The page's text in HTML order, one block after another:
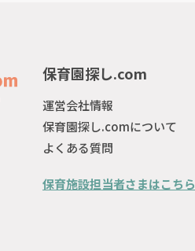
保育園探し.com
運営会社情報
保育園探し.comについて
よくある質問
保育施設担当者さまはこちら